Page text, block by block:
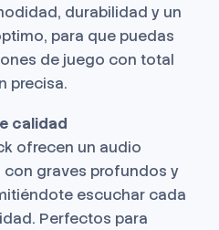
durabilidad y un
para que puedas
de juego con total
precisa.
calidad
ofrecen un audio
graves profundos y
escuchar cada
Perfectos para